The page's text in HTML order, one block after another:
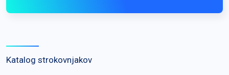
Katalog strokovnjakov